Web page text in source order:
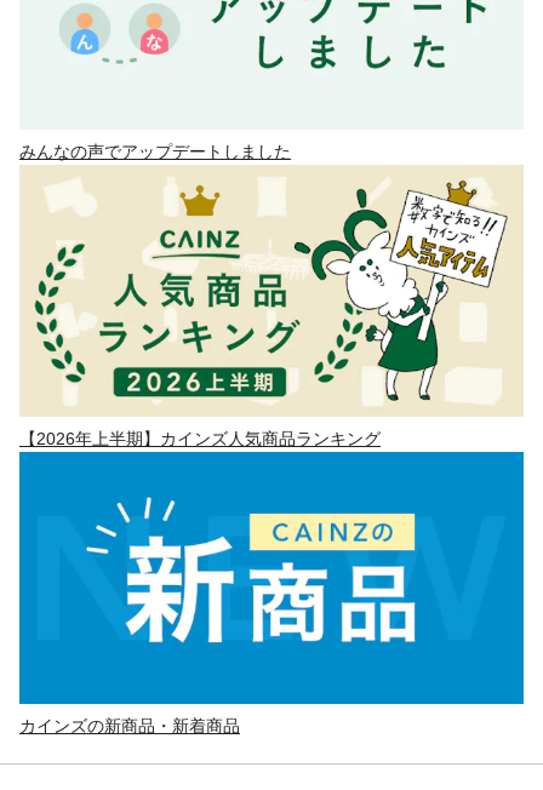
みんなの声でアップデートしました
【2026年上半期】カインズ人気商品ランキング
カインズの新商品・新着商品